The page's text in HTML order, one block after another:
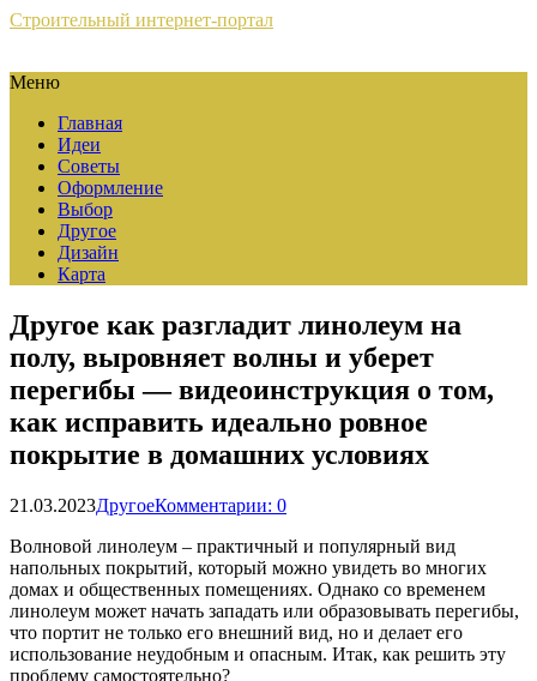
Строительный интернет-портал
Меню
Главная
Идеи
Советы
Оформление
Выбор
Другое
Дизайн
Карта
Другое как разгладит линолеум на
полу, выровняет волны и уберет
перегибы — видеоинструкция о том,
как исправить идеально ровное
покрытие в домашних условиях
21.03.2023ДругоеКомментарии: 0
Волновой линолеум – практичный и популярный вид
напольных покрытий, который можно увидеть во многих
домах и общественных помещениях. Однако со временем
линолеум может начать западать или образовывать перегибы,
что портит не только его внешний вид, но и делает его
использование неудобным и опасным. Итак, как решить эту
проблему самостоятельно?